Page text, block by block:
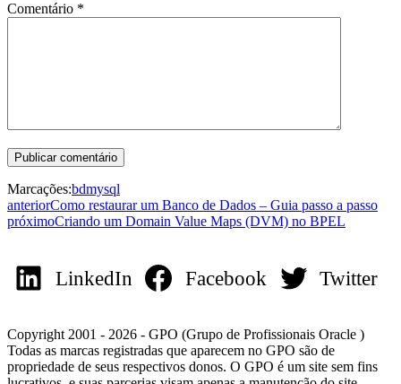
Comentário *
Marcações:bdmysql
anteriorComo restaurar um Banco de Dados – Guia passo a passo
próximoCriando um Domain Value Maps (DVM) no BPEL
LinkedIn Facebook Twitter
Copyright 2001 - 2026 - GPO (Grupo de Profissionais Oracle )
Todas as marcas registradas que aparecem no GPO são de
propriedade de seus respectivos donos. O GPO é um site sem fins